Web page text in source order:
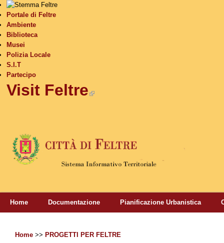
Portale di Feltre
Ambiente
Biblioteca
Musei
Polizia Locale
S.I.T
Partecipo
Visit Feltre
Home Documentazione Pianificazione Urbanistica
Home >> PROGETTI PER FELTRE